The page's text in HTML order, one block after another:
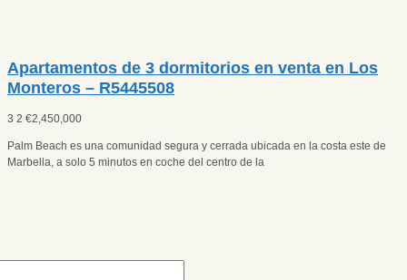
Apartamentos de 3 dormitorios en venta en Los
Monteros – R5445508
3 2 €2,450,000
Palm Beach es una comunidad segura y cerrada ubicada en la costa este de
Marbella, a solo 5 minutos en coche del centro de la